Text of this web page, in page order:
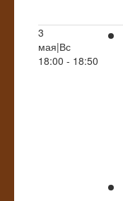
3
мая|Вс
18:00 - 18:50